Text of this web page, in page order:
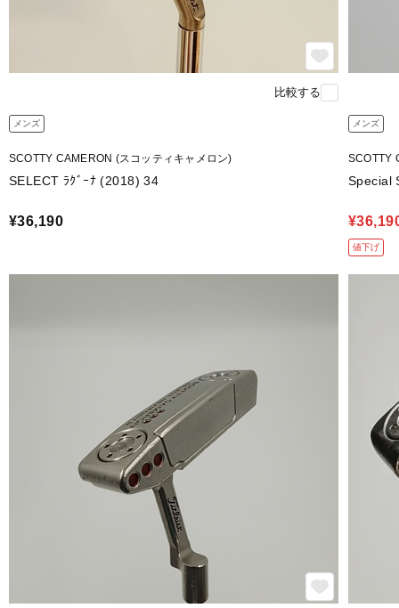
比較する
メンズ
SCOTTY CAMERON (スコッティキャメロン)
SELECT ﾗｸﾞｰﾅ (2018) 34
¥36,190
メンズ
SCOTTY
Special
値下げ